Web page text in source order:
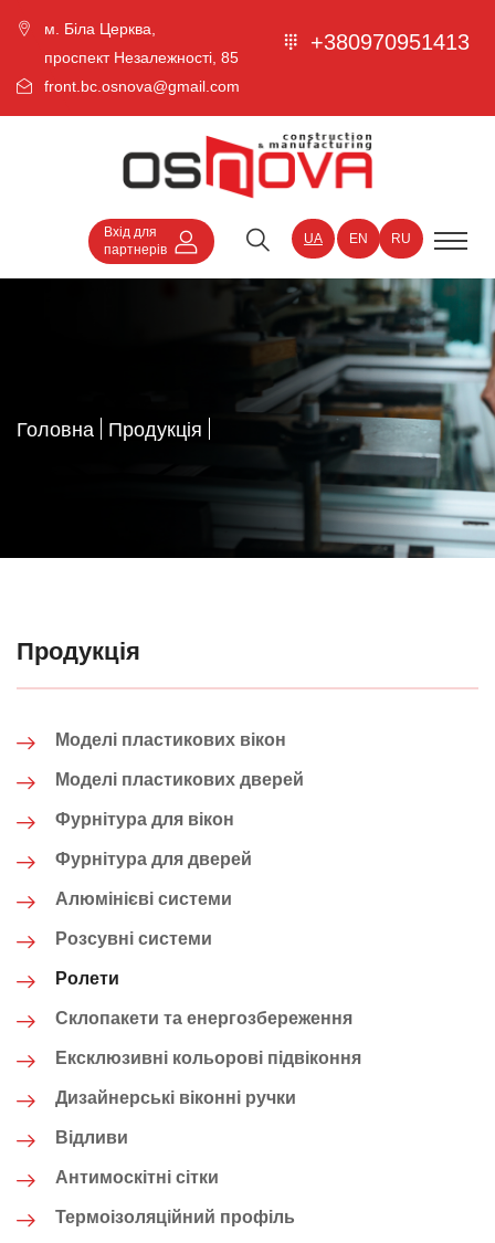
м. Біла Церква,
проспект Незалежності, 85
front.bc.osnova@gmail.com
+380970951413
Вхід для
партнерів
UA EN RU
Головна Продукція
Продукція
Моделі пластикових вікон
Моделі пластикових дверей
Фурнітура для вікон
Фурнітура для дверей
Алюмінієві системи
Розсувні системи
Ролети
Склопакети та енергозбереження
Ексклюзивні кольорові підвіконня
Дизайнерські віконні ручки
Відливи
Антимоскітні сітки
Термоізоляційний профіль